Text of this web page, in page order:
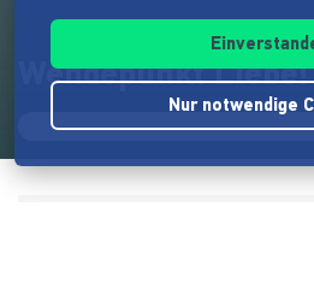
Wendepunkt Liebe!
Nur notwendige